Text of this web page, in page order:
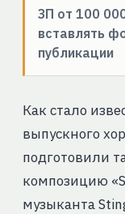
ЗП от 100
вставлять
публикации
Как стало
выпускного
подготовили
композицию
музыканта